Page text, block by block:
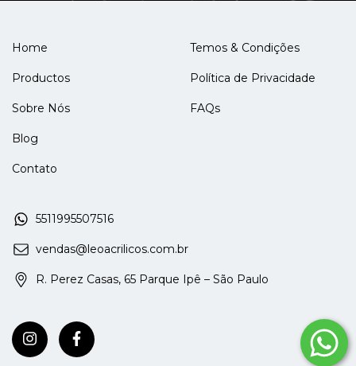
Home
Productos
Sobre Nós
Blog
Contato
Temos & Condições
Política de Privacidade
FAQs
5511995507516
vendas@leoacrilicos.com.br
R. Perez Casas, 65 Parque Ipê – São Paulo